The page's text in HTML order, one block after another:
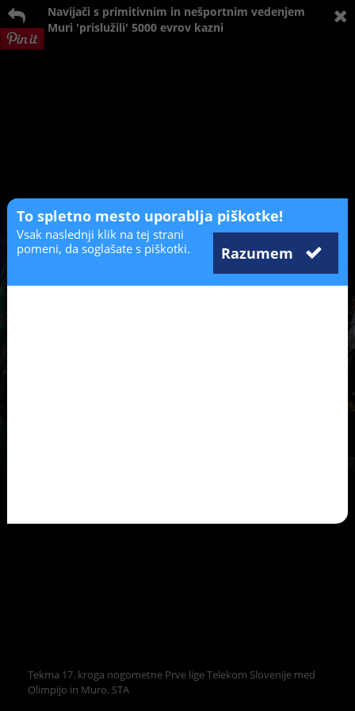
Navijači s primitivnim in nešportnim vedenjem
Muri 'prislužili' 5000 evrov kazni
Tekma 17. kroga nogometne Prve lige Telekom Slovenije med
Olimpijo in Muro. STA
To spletno mesto uporablja piškotke!
Razumem
Vsak naslednji klik na tej strani
pomeni, da soglašate s piškotki.